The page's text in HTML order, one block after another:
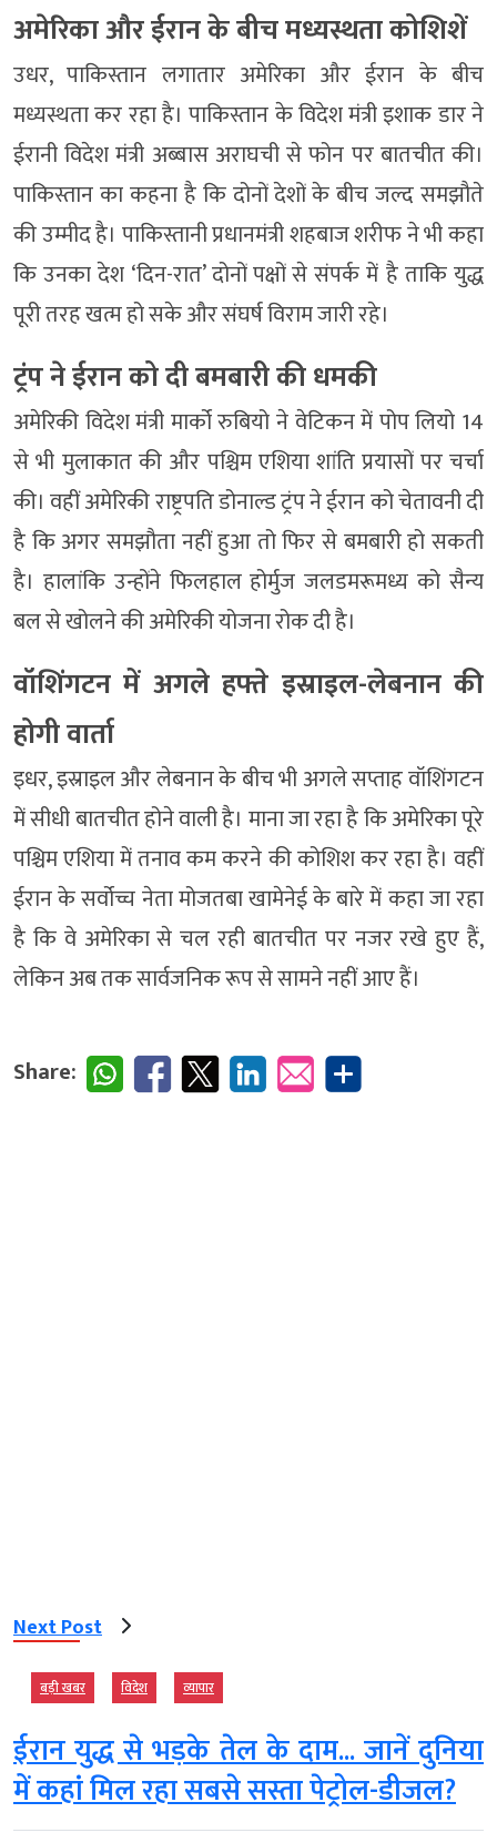
अमेरिका और ईरान के बीच मध्यस्थता कोशिशें
उधर, पाकिस्तान लगातार अमेरिका और ईरान के बीच
मध्यस्थता कर रहा है। पाकिस्तान के विदेश मंत्री इशाक डार ने
ईरानी विदेश मंत्री अब्बास अराघची से फोन पर बातचीत की।
पाकिस्तान का कहना है कि दोनों देशों के बीच जल्द समझौते
की उम्मीद है। पाकिस्तानी प्रधानमंत्री शहबाज शरीफ ने भी कहा
कि उनका देश ‘दिन-रात’ दोनों पक्षों से संपर्क में है ताकि युद्ध
पूरी तरह खत्म हो सके और संघर्ष विराम जारी रहे।
ट्रंप ने ईरान को दी बमबारी की धमकी
अमेरिकी विदेश मंत्री मार्को रुबियो ने वेटिकन में पोप लियो 14
से भी मुलाकात की और पश्चिम एशिया शांति प्रयासों पर चर्चा
की। वहीं अमेरिकी राष्ट्रपति डोनाल्ड ट्रंप ने ईरान को चेतावनी दी
है कि अगर समझौता नहीं हुआ तो फिर से बमबारी हो सकती
है। हालांकि उन्होंने फिलहाल होर्मुज जलडमरूमध्य को सैन्य
बल से खोलने की अमेरिकी योजना रोक दी है।
वॉशिंगटन में अगले हफ्ते इस्राइल-लेबनान की
होगी वार्ता
इधर, इस्राइल और लेबनान के बीच भी अगले सप्ताह वॉशिंगटन
में सीधी बातचीत होने वाली है। माना जा रहा है कि अमेरिका पूरे
पश्चिम एशिया में तनाव कम करने की कोशिश कर रहा है। वहीं
ईरान के सर्वोच्च नेता मोजतबा खामेनेई के बारे में कहा जा रहा
है कि वे अमेरिका से चल रही बातचीत पर नजर रखे हुए हैं,
लेकिन अब तक सार्वजनिक रूप से सामने नहीं आए हैं।
Share:
Next Post
बड़ी खबर विदेश व्‍यापार
ईरान युद्ध से भड़के तेल के दाम... जानें दुनिया
में कहां मिल रहा सबसे सस्ता पेट्रोल-डीजल?